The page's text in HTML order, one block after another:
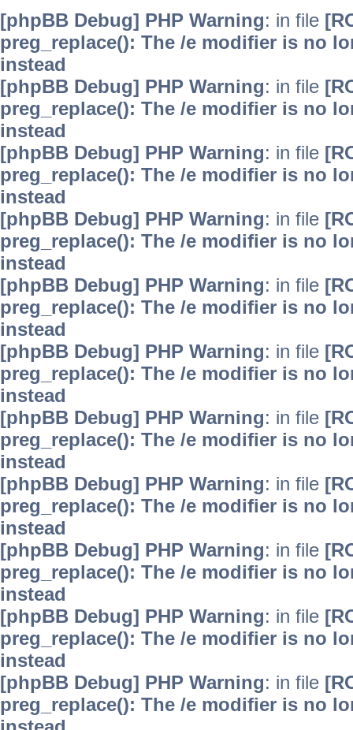
[phpBB Debug] PHP Warning: in file
preg_replace(): The /e modifier is no
instead
[phpBB Debug] PHP Warning: in file
preg_replace(): The /e modifier is no
instead
[phpBB Debug] PHP Warning: in file
preg_replace(): The /e modifier is no
instead
[phpBB Debug] PHP Warning: in file
preg_replace(): The /e modifier is no
instead
[phpBB Debug] PHP Warning: in file
preg_replace(): The /e modifier is no
instead
[phpBB Debug] PHP Warning: in file
preg_replace(): The /e modifier is no
instead
[phpBB Debug] PHP Warning: in file
preg_replace(): The /e modifier is no
instead
[phpBB Debug] PHP Warning: in file
preg_replace(): The /e modifier is no
instead
[phpBB Debug] PHP Warning: in file
preg_replace(): The /e modifier is no
instead
[phpBB Debug] PHP Warning: in file
preg_replace(): The /e modifier is no
instead
[phpBB Debug] PHP Warning: in file
preg_replace(): The /e modifier is no